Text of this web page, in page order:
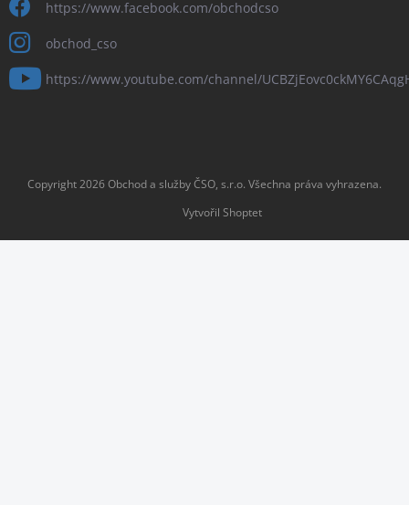
https://www.facebook.com/obchodcso
obchod_cso
https://www.youtube.com/channel/
Vytvořil Shoptet
Copyright 2026Obchod a služby ČSO, s.r.o. Všechna práva vyhrazena.